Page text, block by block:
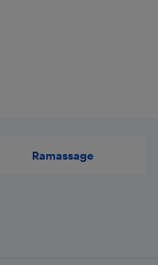
Ramassage